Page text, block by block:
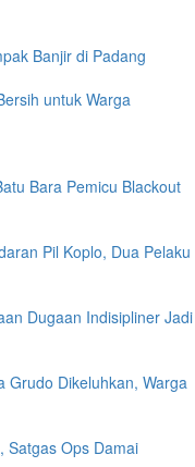
Banjir di Padang
untuk Warga
Bara Pemicu Blackout
Pil Koplo, Dua Pelaku
Dugaan Indisipliner Jadi
Grudo Dikeluhkan, Warga
Satgas Ops Damai